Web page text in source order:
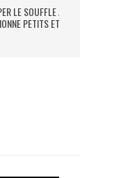
LE SOUFFLE AU
PETITS ET